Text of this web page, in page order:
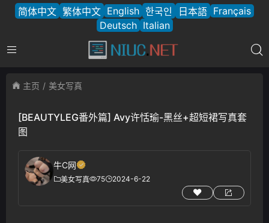
简体中文 繁体中文 English 한국인 日本語 Français
Deutsch Italian
主页 美女写真
[BEAUTYLEG番外篇] Avy许恬瑜-黑丝+超短裙写真套
图
牛C网
美女写真 75 2024-6-22